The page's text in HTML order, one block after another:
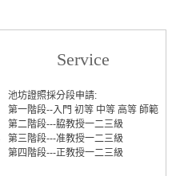
Service
池坊證照採分段申請:
第一階段--入門 初等 中等 高等 師範
第二階段---脇教授一二三級
第三階段---准教授一二三級
第四階段---正教授一二三級